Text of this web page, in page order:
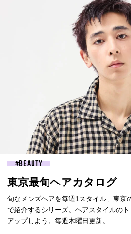
BEAUTY
東京最旬ヘアカタログ
旬なメンズヘアを毎週1スタイル、東京
で紹介するシリーズ。ヘアスタイルの
アップしよう。毎週木曜日更新。